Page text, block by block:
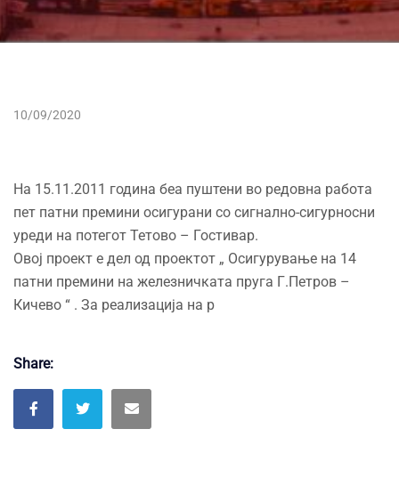
10/09/2020
На 15.11.2011 година беа пуштени во редовна работа
пет патни премини осигурани со сигнално-сигурносни
уреди на потегот Тетово – Гостивар.
Овој проект е дел од проектот „ Осигурување на 14
патни премини на железничката пруга Г.Петров –
Кичево “ . За реализација на р
Share: